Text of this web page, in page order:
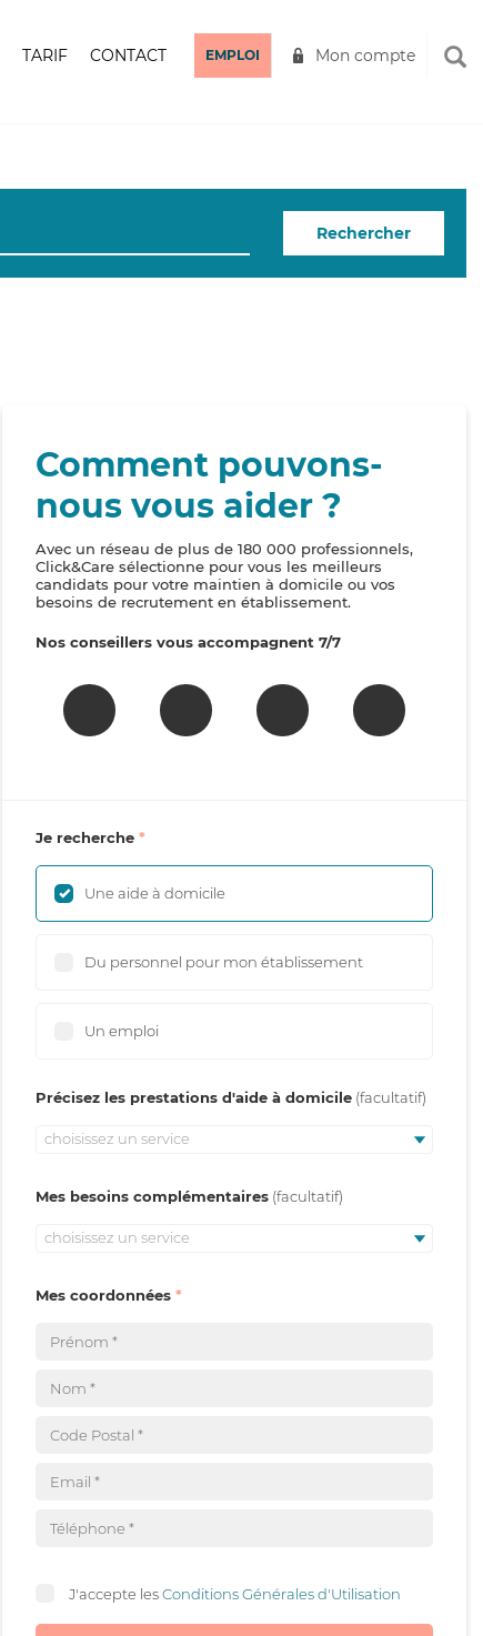
TARIF CONTACT EMPLOI Mon compte
Rechercher
Comment pouvons-
nous vous aider ?
Avec un réseau de plus de 180 000 professionnels,
Click&Care sélectionne pour vous les meilleurs
candidats pour votre maintien à domicile ou vos
besoins de recrutement en établissement.
Nos conseillers vous accompagnent 7/7
Je recherche
Une aide à domicile
Du personnel pour mon établissement
Un emploi
Précisez les prestations d'aide à domicile
choisissez un service
Mes besoins complémentaires
choisissez un service
Mes coordonnées
J'accepte lesConditions Générales d'Utilisation